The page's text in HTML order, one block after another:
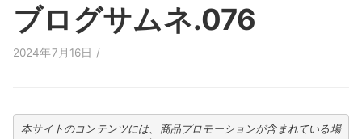
ブログサムネ.076
2024年7月16日 /
本サイトのコンテンツには、商品プロモーションが含まれている場